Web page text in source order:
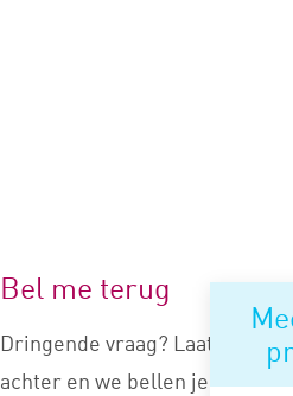
Bel me terug
Dringende vraag? Laat je
achter en we bellen je snel